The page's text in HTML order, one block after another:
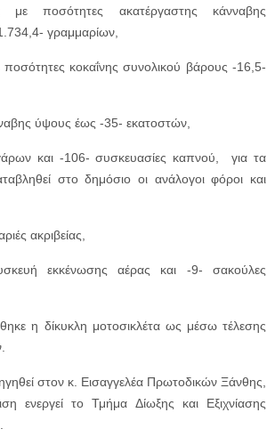
με ποσότητες ακατέργαστης κάνναβης
γραμμαρίων,
κοκαΐνης συνολικού βάρους -16,5-
ύψους έως -35- εκατοστών,
και -106- συσκευασίες καπνού, για τα
στο δημόσιο οι ανάλογοι φόροι και
ακριβείας,
εκκένωσης αέρας και -9- σακούλες
η δίκυκλη μοτοσικλέτα ως μέσω τέλεσης
στον κ. Εισαγγελέα Πρωτοδικών Ξάνθης,
ενεργεί το Τμήμα Δίωξης και Εξιχνίασης